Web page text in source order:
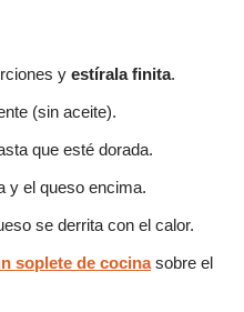
y estírala finita.
(sin aceite).
que esté dorada.
y el queso encima.
se derrita con el calor.
soplete de cocinasobre el